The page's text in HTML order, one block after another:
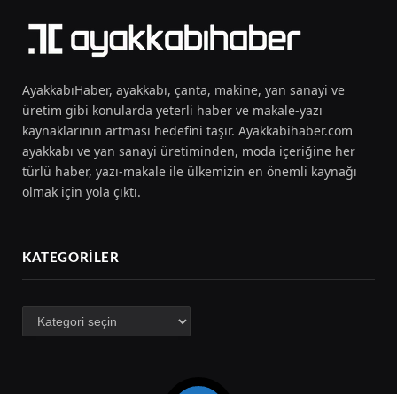
AyakkabıHaber, ayakkabı, çanta, makine, yan sanayi ve
üretim gibi konularda yeterli haber ve makale-yazı
kaynaklarının artması hedefini taşır. Ayakkabihaber.com
ayakkabı ve yan sanayi üretiminden, moda içeriğine her
türlü haber, yazı-makale ile ülkemizin en önemli kaynağı
olmak için yola çıktı.
KATEGORILER
Kategoriler